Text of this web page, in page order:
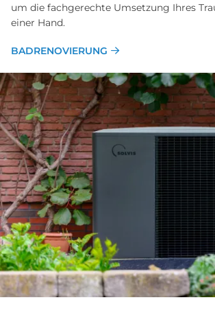
um die fachgerechte Umsetzung Ihres
einer Hand.
BADRENOVIERUNG